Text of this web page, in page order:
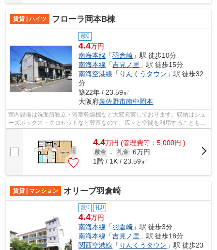
賃貸 | ハイツ フローラ岡本B棟
敷0
4.4万円
南海本線 「羽倉崎 」駅 徒歩10分
南海本線 「吉見ノ里 」駅 徒歩15分
南海空港線 「 りんくうタウン 」駅 徒歩32
分
築22年 / 23.59㎡
大阪府泉佐野市南中岡本
室内設備は洗面所独立・浴室乾燥機など大変充実しております。収納はシュ
ーズボックス・クロゼットなど豊富なので、広々と空間を利用することも可
能です。
4.4万円 (管理費等：5,000円 )
敷金 - 礼金 6万円
1階 / 1K / 23.59㎡
賃貸 | マンション オリーブ羽倉崎
敷0 礼0
4.4万円
南海本線 「羽倉崎 」駅 徒歩3分
南海本線 「吉見ノ里 」駅 徒歩18分
関西空港線 「 りんくうタウン 」駅 徒歩23